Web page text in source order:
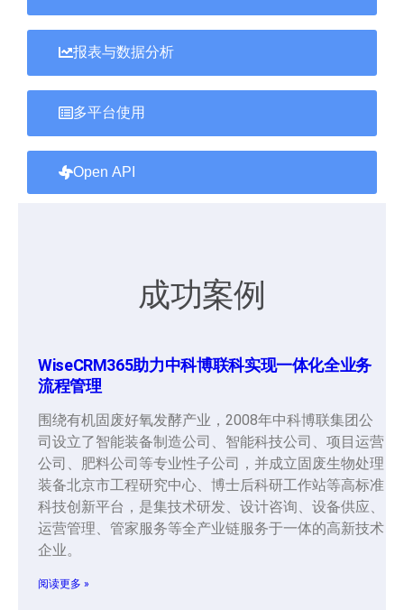
报表与数据分析
多平台使用
Open API
成功案例
WiseCRM365助力中科博联科实现一体化全业务
流程管理
围绕有机固废好氧发酵产业，2008年中科博联集团公
司设立了智能装备制造公司、智能科技公司、项目运营
公司、肥料公司等专业性子公司，并成立固废生物处理
装备北京市工程研究中心、博士后科研工作站等高标准
科技创新平台，是集技术研发、设计咨询、设备供应、
运营管理、管家服务等全产业链服务于一体的高新技术
企业。
阅读更多 »